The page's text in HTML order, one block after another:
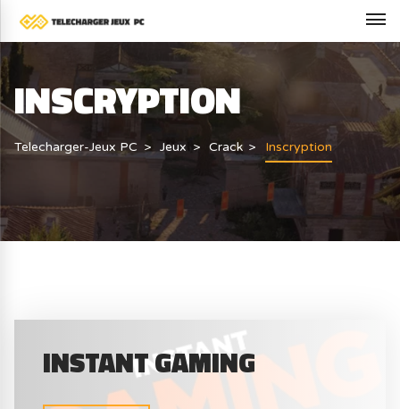
INSCRYPTION
Telecharger-Jeux PC Jeux Crack Inscryption
INSTANT GAMING